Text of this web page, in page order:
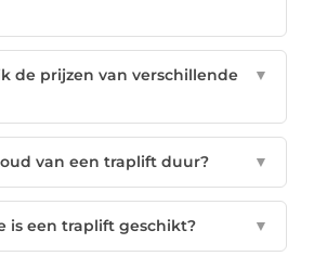
de prijzen van verschillende
▼
van een traplift duur? ▼
is een traplift geschikt? ▼